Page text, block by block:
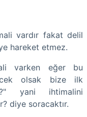
vardır fakat delil
hareket etmez.
varken eğer bu
olsak bize ilk
yani ihtimalini
diye soracaktır.